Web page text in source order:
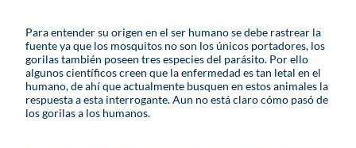
Para entender su origen en el ser humano se debe rastrear la
fuente ya que los mosquitos no son los únicos portadores, los
gorilas también poseen tres especies del parásito. Por ello
algunos científicos creen que la enfermedad es tan letal en el
humano, de ahí que actualmente busquen en estos animales la
respuesta a esta interrogante. Aun no está claro cómo pasó de
los gorilas a los humanos.